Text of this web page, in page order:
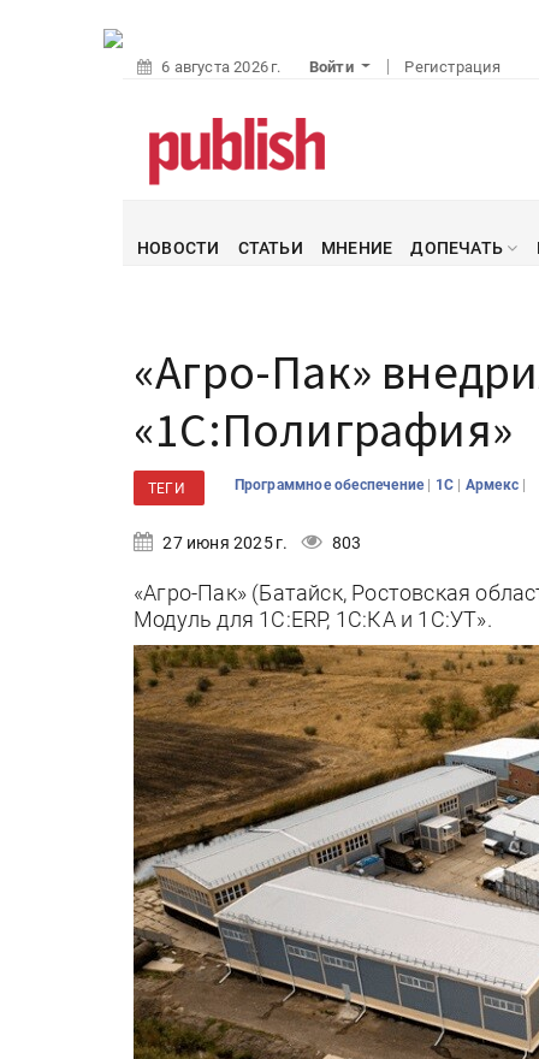
6 августа 2026 г. Войти Регистрация
НОВОСТИ СТАТЬИ МНЕНИЕ ДОПЕЧАТЬ
«Агро-Пак»
«1С:Полиграфия»
ТЕГИ Программное обеспечение | 1С | Армекс |
27 июня 2025 г. 803
«Агро-Пак» (Батайск, Ростовская
Модуль для 1С:ERP, 1С:КА и 1С:УТ».